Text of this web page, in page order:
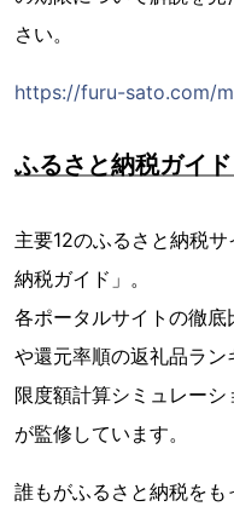
さい。
https://furu-sato.com/
ふるさと納税ガイ
主要12のふるさと納税
納税ガイド」。
各ポータルサイトの徹
や還元率順の返礼品ラン
限度額計算シミュレー
が監修しています。
誰もがふるさと納税を